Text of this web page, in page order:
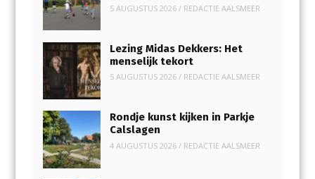
5 AUGUSTUS 2026/ REDACTIE AALSMEER
Lezing Midas Dekkers: Het
menselijk tekort
5 AUGUSTUS 2026/ REDACTIE AALSMEER
Rondje kunst kijken in Parkje
Calslagen
4 AUGUSTUS 2026/ REDACTIE AALSMEER